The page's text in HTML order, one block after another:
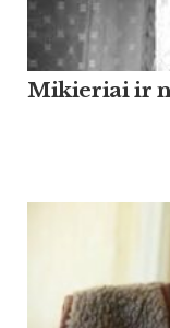
Mikieriai ir